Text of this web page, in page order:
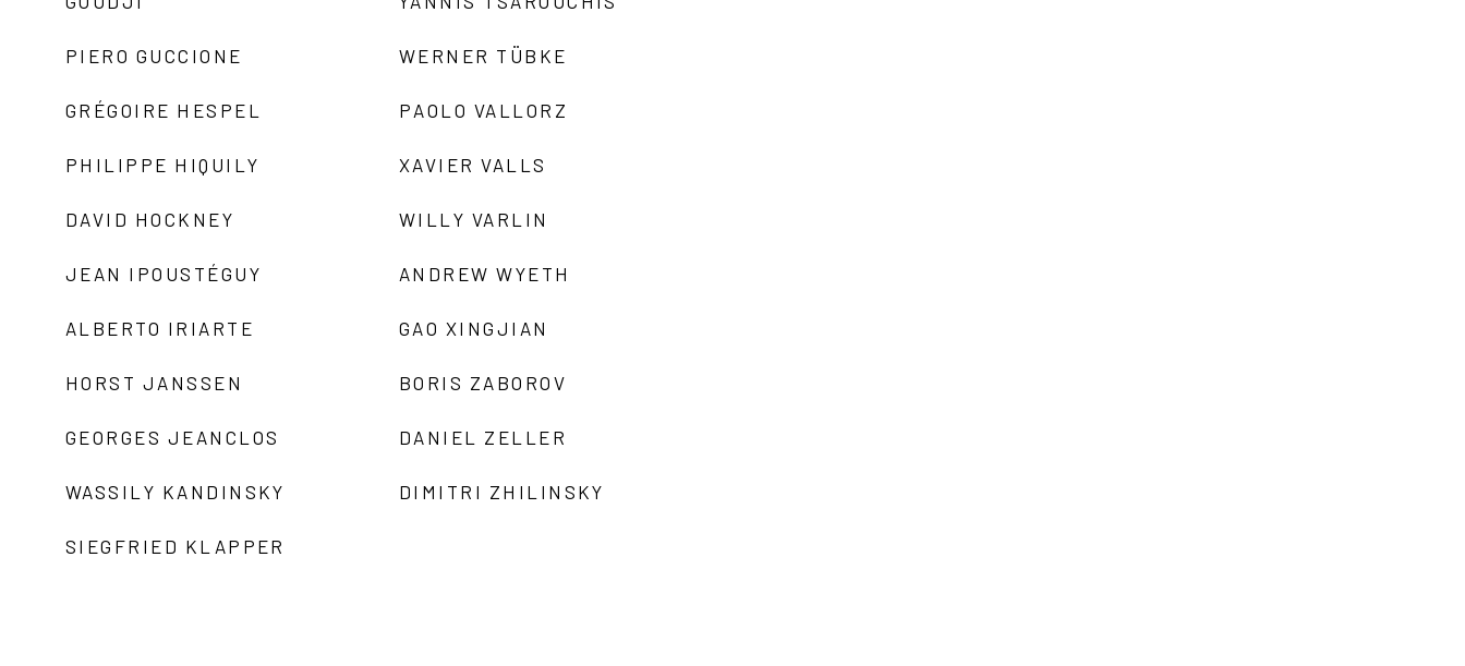
PIERO GUCCIONE
GRÉGOIRE HESPEL
PHILIPPE HIQUILY
DAVID HOCKNEY
JEAN IPOUSTÉGUY
ALBERTO IRIARTE
HORST JANSSEN
GEORGES JEANCLOS
WASSILY KANDINSKY
SIEGFRIED KLAPPER
WERNER TÜBKE
PAOLO VALLORZ
XAVIER VALLS
WILLY VARLIN
ANDREW WYETH
GAO XINGJIAN
BORIS ZABOROV
DANIEL ZELLER
DIMITRI ZHILINSKY